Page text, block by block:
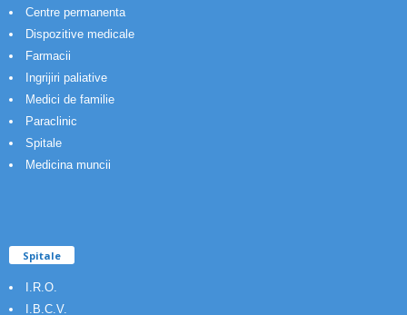
Centre permanenta
Dispozitive medicale
Farmacii
Ingrijiri paliative
Medici de familie
Paraclinic
Spitale
Medicina muncii
Spitale
I.R.O.
I.B.C.V.